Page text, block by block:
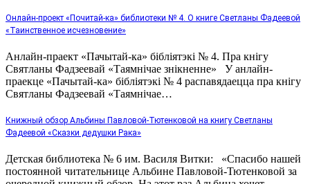
Онлайн-проект «Почитай-ка» библиотеки № 4. О книге Светланы Фадеевой
«Таинственное исчезновение»
Анлайн-праект «Пачытай-ка» бібліятэкі № 4. Пра кнігу
Святланы Фадзеевай «Таямнічае знікненне» У анлайн-
праекце «Пачытай-ка» бібліятэкі № 4 распавядаецца пра кнігу
Святланы Фадзеевай «Таямнічае…
Книжный обзор Альбины Павловой-Тютенковой на книгу Светланы
Фадеевой «Сказки дедушки Рака»
Детская библиотека № 6 им. Василя Витки: «Спасибо нашей
постоянной читательнице Альбине Павловой-Тютенковой за